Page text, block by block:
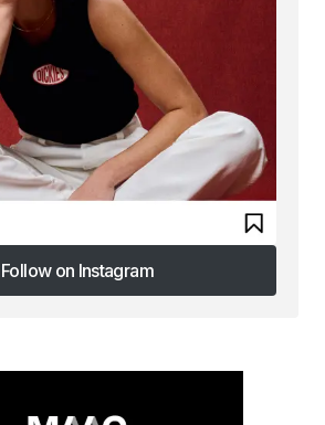
Follow on Instagram
Follow on Instagram